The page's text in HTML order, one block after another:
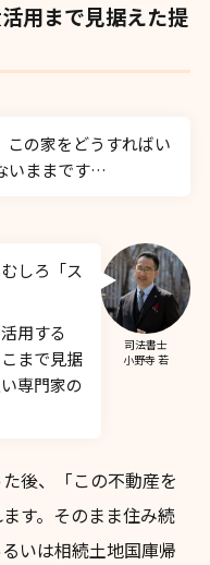
用まで見据えた提
この家をどうすればい
いままです…
しろ「ス
用する
まで見据
専門家の
司法書士
小野寺 若
後、「この不動産を
す。そのまま住み続
いは相続土地国庫帰